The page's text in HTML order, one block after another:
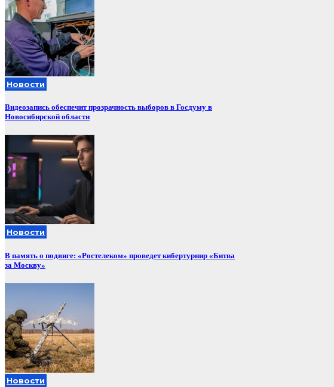
Новости
Видеозапись обеспечит прозрачность выборов в Госдуму в
Новосибирской области
Новости
В память о подвиге: «Ростелеком» проведет кибертурнир «Битва
за Москву»
Новости